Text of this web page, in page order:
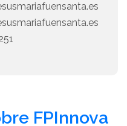
FPInnova